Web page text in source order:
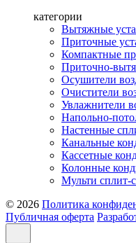
категории
Вытяжные
Приточные
Компактные
Приточно-
Осушители
Очистители
Увлажнители
Напольно-
Настенные
Канальные
Кассетные
Колонные
Мульти сплит-
© 2026 Политика
Публичная оферта